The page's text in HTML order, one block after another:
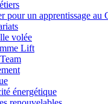
pour un apprentissage au
volée
Lift
énergétique